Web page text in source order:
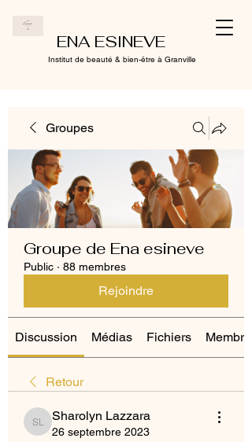
ENA ESINEVE
Institut de beauté & bien-être à Granville
Groupes
Groupe de Ena esineve
Public · 88 membres
Rejoindre
Discussion Médias Fichiers Membres
Retour
Sharolyn Lazzara
Sharolyn Lazzara
26 septembre 2023